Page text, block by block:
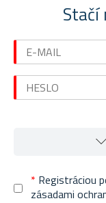
Stačí
* Registráciou
zásadami